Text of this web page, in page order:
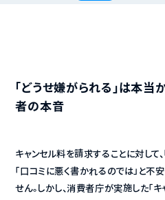
「どうせ嫌がられる」は本
者の本音
キャンセル料を請求することに対して
「口コミに悪く書かれるのでは」と不
せん。しかし、消費者庁が実施した「